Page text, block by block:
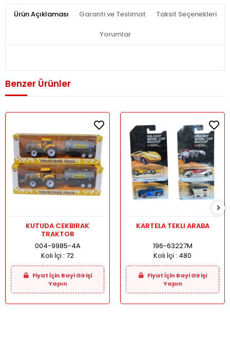
Ürün Açıklaması Garanti ve Teslimat Taksit Seçenekleri
Yorumlar
Benzer Ürünler
KUTUDA CEKBIRAK
TRAKTOR
004-9985-4A
Koli İçi : 72
Fiyat İçin Bayi Girişi
Yapın
KARTELA TEKLI ARABA
196-63227M
Koli İçi : 480
Fiyat İçin Bayi Girişi
Yapın